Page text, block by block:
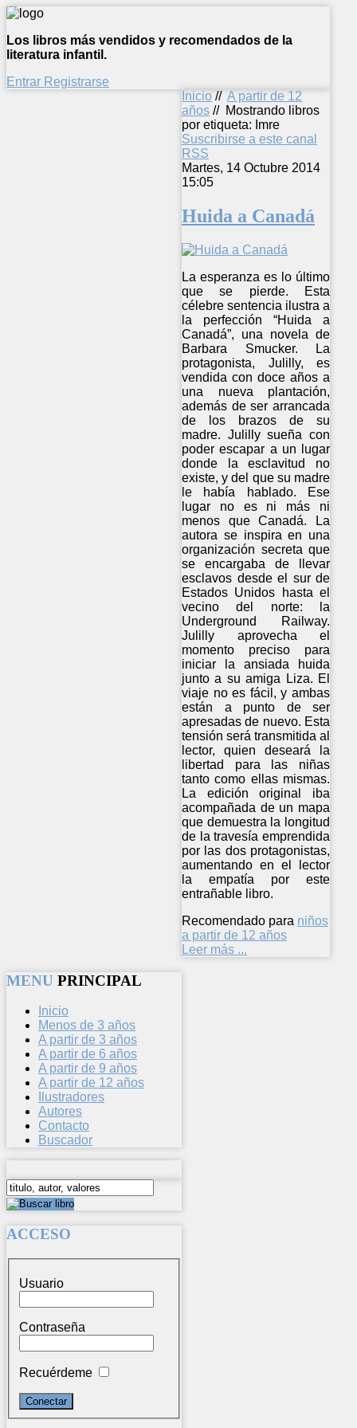
Los libros más vendidos y recomendados de la
literatura infantil.
Entrar Registrarse
Inicio // A partir de 12
años // Mostrando libros
por etiqueta: Imre
Suscribirse a este canal
RSS
Martes, 14 Octubre 2014
15:05
Huida a Canadá
La esperanza es lo último
que se pierde. Esta
célebre sentencia ilustra a
la perfección “Huida a
Canadá”, una novela de
Barbara Smucker. La
protagonista, Julilly, es
vendida con doce años a
una nueva plantación,
además de ser arrancada
de los brazos de su
madre. Julilly sueña con
poder escapar a un lugar
donde la esclavitud no
existe, y del que su madre
le había hablado. Ese
lugar no es ni más ni
menos que Canadá. La
autora se inspira en una
organización secreta que
se encargaba de llevar
esclavos desde el sur de
Estados Unidos hasta el
vecino del norte: la
Underground Railway.
Julilly aprovecha el
momento preciso para
iniciar la ansiada huida
junto a su amiga Liza. El
viaje no es fácil, y ambas
están a punto de ser
apresadas de nuevo. Esta
tensión será transmitida al
lector, quien deseará la
libertad para las niñas
tanto como ellas mismas.
La edición original iba
acompañada de un mapa
que demuestra la longitud
de la travesía emprendida
por las dos protagonistas,
aumentando en el lector
la empatía por este
entrañable libro.
Recomendado para niños
a partir de 12 años
Leer más ...
MENU PRINCIPAL
Inicio
Menos de 3 años
A partir de 3 años
A partir de 6 años
A partir de 9 años
A partir de 12 años
Ilustradores
Autores
Contacto
Buscador
ACCESO
Usuario
Contraseña
Recuérdeme